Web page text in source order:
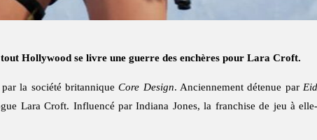
Hollywood se livre une guerre des enchères pour Lara Croft.
par la société britanniqueCore Design. Anciennement détenue par
Lara Croft. Influencé par Indiana Jones, la franchise de jeu à